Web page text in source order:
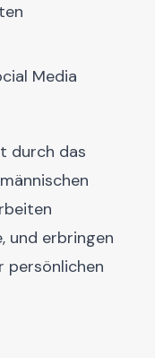
Media
durch das
und erbringen
persönlichen